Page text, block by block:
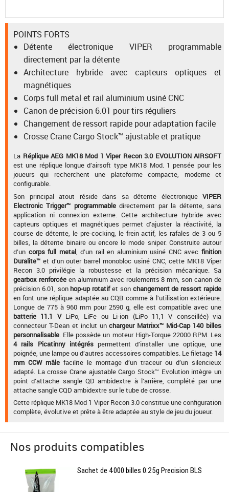
POINTS FORTS
Détente électronique VIPER programmable
directement par la détente
Architecture hybride avec capteurs optiques et
magnétiques
Corps full metal et rail aluminium usiné CNC
Canon de précision 6.01 pour tirs réguliers
Changement de ressort rapide pour adaptation facile
Crosse Crane Cargo Stock™ ajustable et pratique
La Réplique AEG MK18 Mod 1 Viper Recon 3.0 EVOLUTION AIRSOFT
est une réplique longue d’airsoft type MK18 Mod. 1 pensée pour les
joueurs qui recherchent une plateforme compacte, moderne et
configurable.
Son principal atout réside dans sa détente électronique VIPER
Electronic Trigger™ programmabledirectement par la détente, sans
application ni connexion externe. Cette architecture hybride avec
capteurs optiques et magnétiques permet d’ajuster la réactivité, la
course de détente, le pre-cocking, le frein actif, les rafales de 3 ou 5
billes, la détente binaire ou encore le mode sniper. Construite autour
d’un corps full metal, d’un rail en aluminium usiné CNC avecfinition
Duralite™ et d’un outer barrel monobloc usiné CNC, cette MK18 Viper
Recon 3.0 privilégie la robustesse et la précision mécanique. Sa
gearbox renforcéeen aluminium avec roulements 8 mm, son canon de
précision 6.01, son hop-up rotatifet son changement de ressort rapide
en font une réplique adaptée au CQB comme à l’utilisation extérieure.
Longue de 775 à 960 mm pour 2590 g, elle est compatible avec une
batterie 11.1 VLiPo, LiFe ou Li-ion (LiPo 11,1 V conseillée) via
connecteur T-Dean et inclut unchargeur Matrixx™ Mid-Cap 140 billes
personnalisable . Elle possède un moteur High-Torque 22000 RPM. Les
4 rails Picatinny intégréspermettent d’installer une optique, une
poignée, une lampe ou d’autres accessoires compatibles. Le filetage 14
mm CCW mâlefacilite le montage d’un traceur ou d’un silencieux
adapté. La crosse Crane ajustable Cargo Stock™ Evolution intègre un
point d’attache sangle QD ambidextre à l’arrière, complété par une
attache sangle CQD ambidextre sur le tube de crosse.
Cette réplique MK18 Mod 1 Viper Recon 3.0 constitue une configuration
complète, évolutive et prête à être adaptée au style de jeu du joueur.
Nos produits compatibles
Sachet de 4000 billes 0.25g Precision BLS